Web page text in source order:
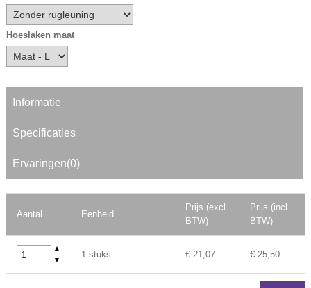
Hoeslaken maat
Informatie
Specificaties
Ervaringen(0)
Aantal Eenheid
Prijs (excl.
BTW)
Prijs (incl.
BTW)
▲
▼
1 stuks € 21,07 € 25,50